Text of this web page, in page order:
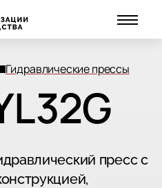
Гидравлические прессы
пресс с